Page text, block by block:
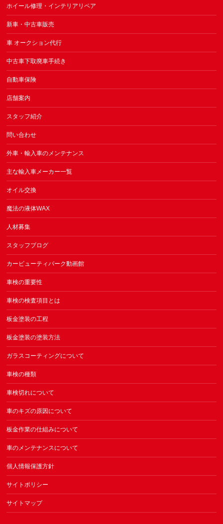
ホイール修理・インテリアリペア
新車・中古車販売
車 オークション代行
中古車下取廃車手続き
自動車保険
店舗案内
スタッフ紹介
問い合わせ
外車・輸入車のメンテナンス
主な輸入車メーカー一覧
オイル交換
魔法の液体WAX
人材募集
スタッフブログ
カービューティパーク動画館
車検の重要性
車検の検査項目とは
板金塗装の工程
板金塗装の塗装方法
ガラスコーティングについて
車検の種類
車検切れについて
車のキズの原因について
板金作業の仕組みについて
車のメンテナンスについて
個人情報保護方針
サイトポリシー
サイトマップ